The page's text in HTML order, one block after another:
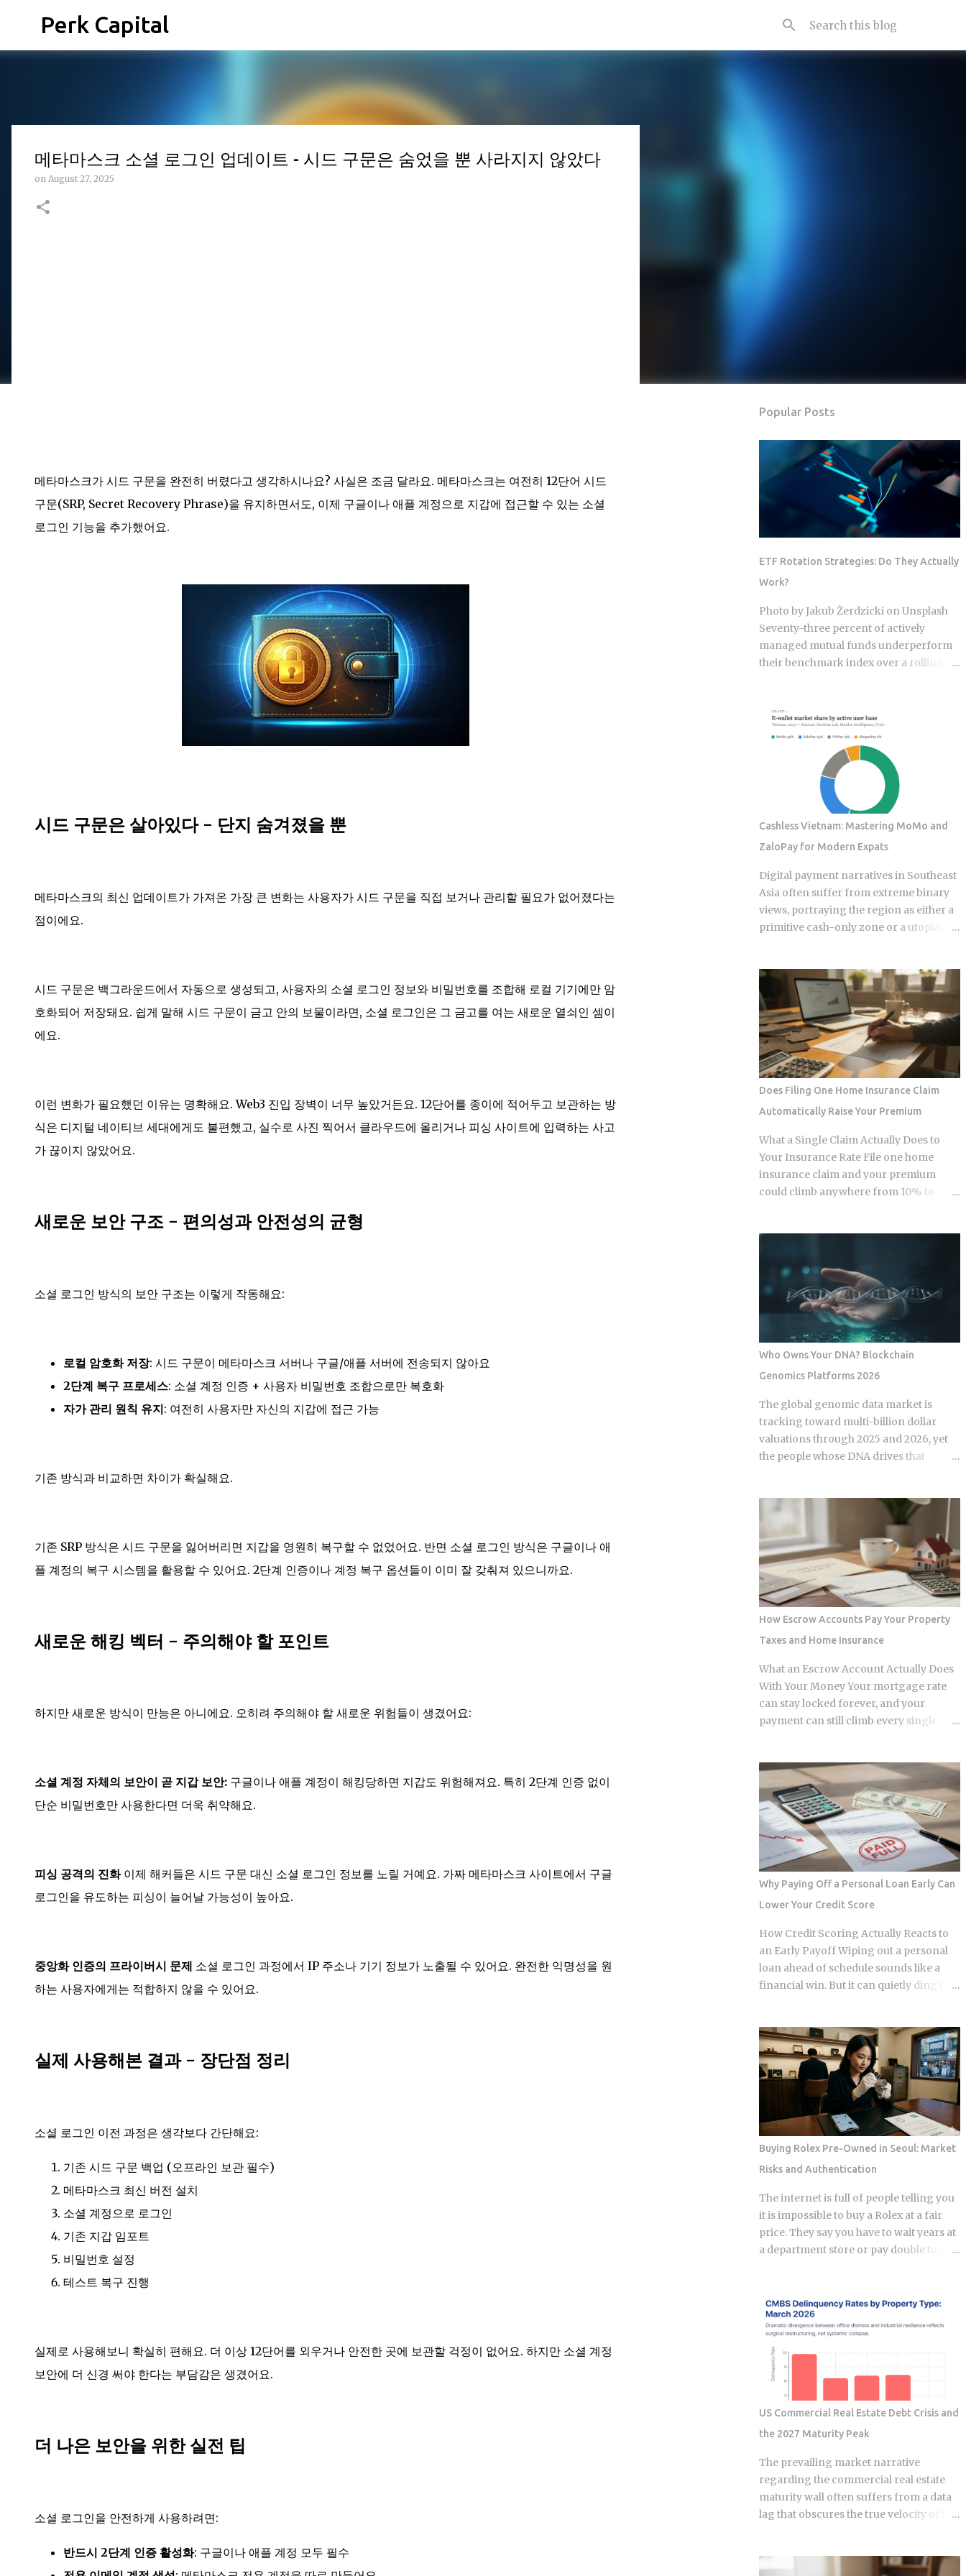
Perk Capital
메타마스크 소셜 로그인 업데이트 - 시드 구문은 숨었을 뿐 사라지지 않았다
on August 27, 2025
메타마스크가 시드 구문을 완전히 버렸다고 생각하시나요? 사실은 조금 달라요. 메타마스크는 여전히 12단어 시드
구문(SRP, Secret Recovery Phrase)을 유지하면서도, 이제 구글이나 애플 계정으로 지갑에 접근할 수 있는 소셜
로그인 기능을 추가했어요.
시드 구문은 살아있다 - 단지 숨겨졌을 뿐
메타마스크의 최신 업데이트가 가져온 가장 큰 변화는 사용자가 시드 구문을 직접 보거나 관리할 필요가 없어졌다는
점이에요.
시드 구문은 백그라운드에서 자동으로 생성되고, 사용자의 소셜 로그인 정보와 비밀번호를 조합해 로컬 기기에만 암
호화되어 저장돼요. 쉽게 말해 시드 구문이 금고 안의 보물이라면, 소셜 로그인은 그 금고를 여는 새로운 열쇠인 셈이
에요.
이런 변화가 필요했던 이유는 명확해요. Web3 진입 장벽이 너무 높았거든요. 12단어를 종이에 적어두고 보관하는 방
식은 디지털 네이티브 세대에게도 불편했고, 실수로 사진 찍어서 클라우드에 올리거나 피싱 사이트에 입력하는 사고
가 끊이지 않았어요.
새로운 보안 구조 - 편의성과 안전성의 균형
소셜 로그인 방식의 보안 구조는 이렇게 작동해요:
로컬 암호화 저장: 시드 구문이 메타마스크 서버나 구글/애플 서버에 전송되지 않아요
2단계 복구 프로세스: 소셜 계정 인증 + 사용자 비밀번호 조합으로만 복호화
자가 관리 원칙 유지: 여전히 사용자만 자신의 지갑에 접근 가능
기존 방식과 비교하면 차이가 확실해요.
기존 SRP 방식은 시드 구문을 잃어버리면 지갑을 영원히 복구할 수 없었어요. 반면 소셜 로그인 방식은 구글이나 애
플 계정의 복구 시스템을 활용할 수 있어요. 2단계 인증이나 계정 복구 옵션들이 이미 잘 갖춰져 있으니까요.
새로운 해킹 벡터 - 주의해야 할 포인트
하지만 새로운 방식이 만능은 아니에요. 오히려 주의해야 할 새로운 위험들이 생겼어요:
소셜 계정 자체의 보안이 곧 지갑 보안: 구글이나 애플 계정이 해킹당하면 지갑도 위험해져요. 특히 2단계 인증 없이
단순 비밀번호만 사용한다면 더욱 취약해요.
피싱 공격의 진화이제 해커들은 시드 구문 대신 소셜 로그인 정보를 노릴 거예요. 가짜 메타마스크 사이트에서 구글
로그인을 유도하는 피싱이 늘어날 가능성이 높아요.
중앙화 인증의 프라이버시 문제 소셜 로그인 과정에서 IP 주소나 기기 정보가 노출될 수 있어요. 완전한 익명성을 원
하는 사용자에게는 적합하지 않을 수 있어요.
실제 사용해본 결과 - 장단점 정리
소셜 로그인 이전 과정은 생각보다 간단해요:
기존 시드 구문 백업 (오프라인 보관 필수)
메타마스크 최신 버전 설치
소셜 계정으로 로그인
기존 지갑 임포트
비밀번호 설정
테스트 복구 진행
실제로 사용해보니 확실히 편해요. 더 이상 12단어를 외우거나 안전한 곳에 보관할 걱정이 없어요. 하지만 소셜 계정
보안에 더 신경 써야 한다는 부담감은 생겼어요.
더 나은 보안을 위한 실전 팁
소셜 로그인을 안전하게 사용하려면:
반드시 2단계 인증 활성화: 구글이나 애플 계정 모두 필수
Popular Posts
ETF Rotation Strategies: Do They Actually
Work?
Photo by Jakub Żerdzicki on Unsplash
Seventy-three percent of actively
managed mutual funds underperform
their benchmark index over a rolling
fix for that failure rate. The financial
services industry designed these
products, and the fees attached to them
benefit the providers whether or not the
underlying momentum signal survives
contact with real transaction costs and
shifting market conditions. The premise
of rotating toward recent winners is
grounded in documented academic
research — but the gap between that
research and what any specific product
actually delivers is exactly what this post
works through. Since ETFs proliferated
products. Robo-advisors, tactical
allocation funds, subscription-based
quant newsletters — all of them sell
some variation of the same idea.
Understanding the underlying
mechanics, separately from the produ...
Cashless Vietnam: Mastering MoMo and
ZaloPay for Modern Expats
Digital payment narratives in Southeast
Asia often suffer from extreme binary
views, portraying the region as either a
primitive cash-only zone or a utopian
layer economy where high-velocity
digital wallets exist in a state of
permanent friction with the legacy cash
world. For an expat or digital analyst,
success is found by understanding that
e-wallets like MoMo and ZaloPay are
not mere replacements for physical
currency but are specialized software
layers designed for specific urban
behaviors. This guide provides the
institutional-grade insight required to
navigate the current Vietnamese fintech
landscape without the typical amateur
economy operates as a hybrid system
cash serve distinct masters. While major
urban centers appear fully digitized
through the ubiquitous VietQR network,
Does Filing One Home Insurance Claim
Automatically Raise Your Premium
What a Single Claim Actually Does to
Your Insurance Rate File one home
insurance claim and your premium
could climb anywhere from 10% to
country. So which is it: does filing the
claim itself trigger the hike, or is your
risk profile doing most of the damage?
Insurers price risk using claims data,
credit-based insurance scores, home
single claim can push your premium up
10% to 40% , and where you land in that
range depends heavily on what kind of
loss you filed. You won't see the increase
right away. It shows up at policy renewal
record for years. Even after the repair is
long finished, that claim can still be
quietly pushing your rate up. Not all
claims are equal. Water damage, fire,
and liability claims move ...
Who Owns Your DNA? Blockchain
Genomics Platforms 2026
The global genomic data market is
tracking toward multi-billion dollar
valuations through 2025 and 2026, yet
the people whose DNA drives that
Blockchain genomics platforms like
Nebula Genomics were built to redirect
that value back to individuals, but the
infrastructure making those
transactions possible was designed by
companies that need to capture fees to
survive. Whether the smart contracts,
encrypted storage layers, and
marketplace mechanics actually put
money in your pocket, or just relocate
the extraction one layer deeper, is what
this post works through. The DNA
Ownership Problem Blockchain
you pay a company to sequence your
DNA, they store the result, and they sell
anonymized or aggregated versions of
that dataset to pharmaceutical firms and
biotech researchers. The transaction
price between the sequencing company
and the buyer is...
How Escrow Accounts Pay Your Property
Taxes and Home Insurance
What an Escrow Account Actually Does
With Your Money Your mortgage rate
can stay locked forever, and your
payment can still climb every single
payment for taxes and insurance, and
almost nobody tracks how or why it
shifts. Once you understand what that
account does and why it moves, you can
budget with confidence instead of
getting blindsided by a bill you never
saw coming. The setup happens
automatically for most borrowers at
closing. Lenders calculate your
estimated annual property tax and
insurance costs, divide by 12, and add
that figure on top of your principal and
interest payment. Bills don't arrive
prepay a few months of escrow deposits
upfront so the account isn't sitting
empty when the first tax or insurance
bill lands. One monthly payment covers
principal, interest, taxes, and insurance,
a structure lende...
Why Paying Off a Personal Loan Early Can
Lower Your Credit Score
How Credit Scoring Actually Reacts to
an Early Payoff Wiping out a personal
loan ahead of schedule sounds like a
financial win. But it can quietly ding the
factors that make up your FICO score at
once. So how does doing the
responsible thing backfire, and when
does it actually pay to keep that loan
open a little longer? Payment history
takes a hit in a subtle way: an open loan
builds a running record of on-time
payments, while a closed one stops
adding new evidence that you pay your
bills. Credit mix shrinks. Lenders like to
see a blend of installment loans and
revolving credit like cards, so losing the
installment account can narrow that
loan affordability, and a ratio near 36%
or less generally reads as favorable to
them. A shorter credit file feels an early
closure more than...
Buying Rolex Pre-Owned in Seoul: Market
Risks and Authentication
The internet is full of people telling you
it is impossible to buy a Rolex at a fair
price. They say you have to wait years at
a department store or pay double to a
2026, the Seoul luxury market has
changed completely. If you are still
following the old advice from two years
ago, you are going to lose money. I have
spent years watching the shops in
numbers. The "open run" craze is over,
investing has started. This guide is my
personal take on how to navigate the
Seoul secondary market without
getting burned. The Great Correction of
the Apgujeong Luxury Resale Market
2026, Rolex raised their retail prices
US Commercial Real Estate Debt Crisis and
the 2027 Maturity Peak
The prevailing market narrative
regarding the commercial real estate
maturity wall often suffers from a data
lag that obscures the true velocity of the
billion dollar wave of 2026, sophisticated